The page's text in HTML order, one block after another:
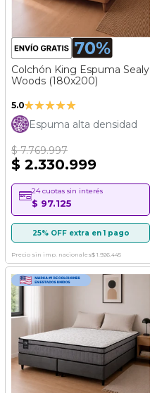
Colchón King Espuma Sealy
Woods (180x200)
5.0Valoración:
100%
Espuma alta densidad
$ 7.769.997
$ 2.330.999
24 cuotas sin interés
$ 97.125
25% OFF extra en 1 pago
Precio sin imp. nacionales$ 1.926.445